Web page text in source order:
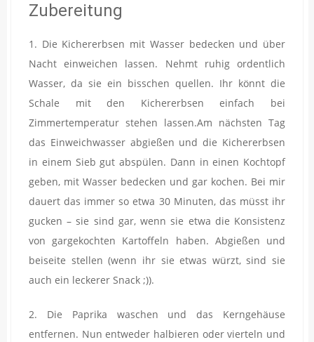
Zubereitung
1. Die Kichererbsen mit Wasser bedecken und über
Nacht einweichen lassen. Nehmt ruhig ordentlich
Wasser, da sie ein bisschen quellen. Ihr könnt die
Schale mit den Kichererbsen einfach bei
Zimmertemperatur stehen lassen.Am nächsten Tag
das Einweichwasser abgießen und die Kichererbsen
in einem Sieb gut abspülen. Dann in einen Kochtopf
geben, mit Wasser bedecken und gar kochen. Bei mir
dauert das immer so etwa 30 Minuten, das müsst ihr
gucken – sie sind gar, wenn sie etwa die Konsistenz
von gargekochten Kartoffeln haben. Abgießen und
beiseite stellen (wenn ihr sie etwas würzt, sind sie
auch ein leckerer Snack ;)).
2. Die Paprika waschen und das Kerngehäuse
entfernen. Nun entweder halbieren oder vierteln und